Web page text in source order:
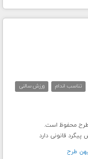
تناسب اندام
ورزش سالنی
پیگرد قانونی دارد
طرح